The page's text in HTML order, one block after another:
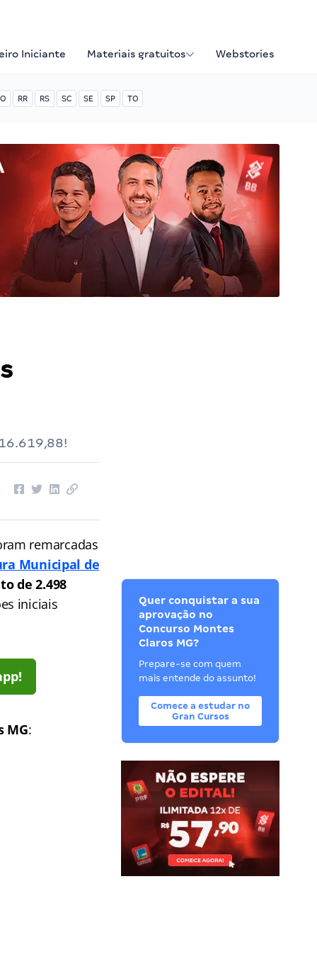
Iniciante Materiais gratuitos Webstories
RR RS SC SE SP TO
remarcadas
Municipal de
de 2.498
iniciais
MG:
Quer conquistar a sua
aprovação no
Concurso Montes
Claros MG?
Prepare-se com quem
mais entende do assunto!
Comece a estudar no
Gran Cursos